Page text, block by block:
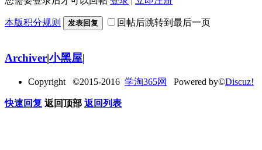
本版积分规则 发表回复 回帖后跳转到最后一页
Archiver|小黑屋|
Copyright ©2015-2016 学淘365网 Powered by©Discuz!
快速回复 返回顶部 返回列表